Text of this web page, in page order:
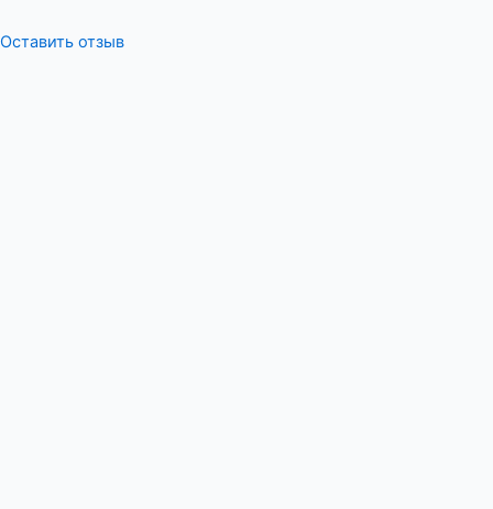
Оставить отзыв